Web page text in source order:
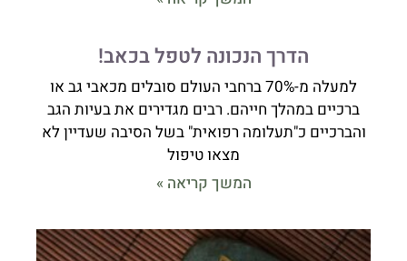
הדרך הנכונה לטפל בכאב!
למעלה מ-70% ברחבי העולם סובלים מכאבי גב או
ברכיים במהלך חייהם. רבים מגדירים את בעיות הגב
והברכיים כ"תעלומה רפואית" בשל הסיבה שעדיין לא
מצאו טיפול
המשך קריאה »